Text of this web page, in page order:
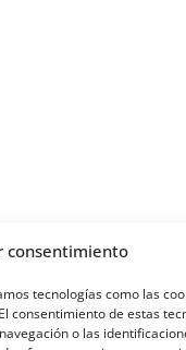
consentimiento
tecnologías como las
consentimiento de estas
o las